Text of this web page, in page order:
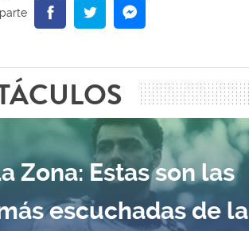
Zona: Estas son las
escuchadas de la